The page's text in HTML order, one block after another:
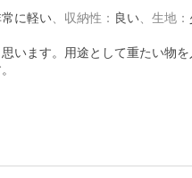
に軽い 収納性 ： 良い 生地 ：
います。用途として重たい物